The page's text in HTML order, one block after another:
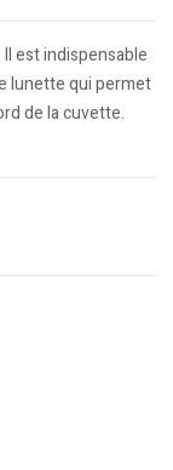
est indispensable
lunette qui permet
de la cuvette.